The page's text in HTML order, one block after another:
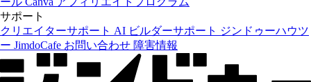
サポート
クリエイターサポート AI ビルダーサポート ジンドゥーハウツ
ー JimdoCafe お問い合わせ 障害情報